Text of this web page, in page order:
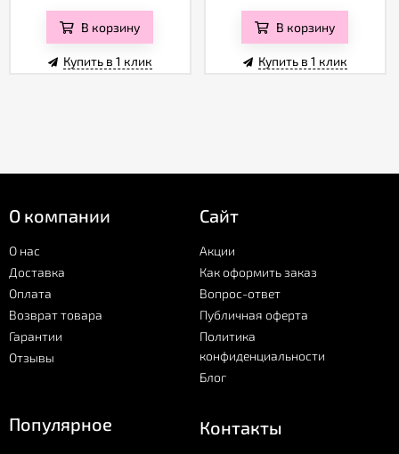
В корзину
Купить в 1 клик
В корзину
Купить в 1 клик
О компании
О нас
Доставка
Оплата
Возврат товара
Гарантии
Отзывы
Сайт
Акции
Как оформить заказ
Вопрос-ответ
Публичная оферта
Политика
конфиденциальности
Блог
Популярное Контакты